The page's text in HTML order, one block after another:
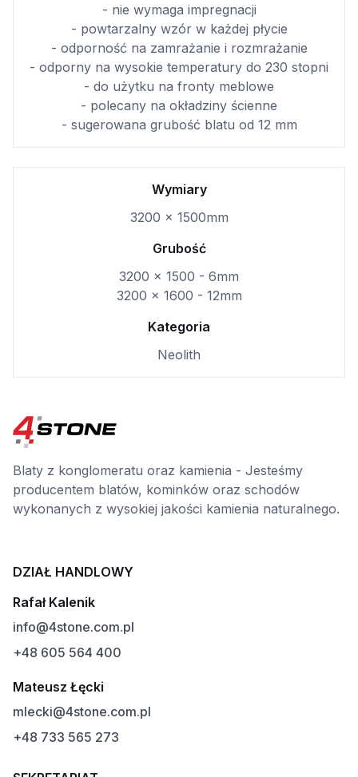
- nie wymaga impregnacji
- powtarzalny wzór w każdej płycie
- odporność na zamrażanie i rozmrażanie
- odporny na wysokie temperatury do 230 stopni
- do użytku na fronty meblowe
- polecany na okładziny ścienne
- sugerowana grubość blatu od 12 mm
Wymiary
3200 x 1500mm
Grubość
3200 x 1500 - 6mm
3200 x 1600 - 12mm
Kategoria
Neolith
Blaty z konglomeratu oraz kamienia - Jesteśmy
producentem blatów, kominków oraz schodów
wykonanych z wysokiej jakości kamienia naturalnego.
DZIAŁ HANDLOWY
Rafał Kalenik
info@4stone.com.pl
+48 605 564 400
Mateusz Łęcki
mlecki@4stone.com.pl
+48 733 565 273